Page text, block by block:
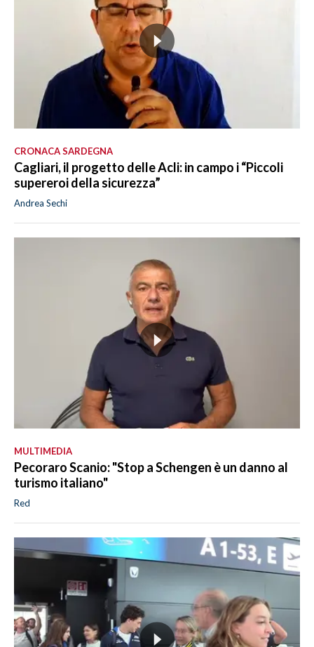
CRONACA SARDEGNA
Cagliari, il progetto delle Acli: in campo i “Piccoli
supereroi della sicurezza”
Andrea Sechi
MULTIMEDIA
Pecoraro Scanio: "Stop a Schengen è un danno al
turismo italiano"
Red